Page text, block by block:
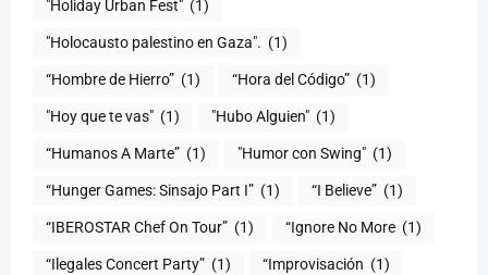
(1)
"Holocausto palestino en Gaza". (1)
“Hombre de Hierro” (1) (1)
"Hoy que te vas" (1) "Hubo Alguien" (1)
“Humanos A Marte” (1) "Humor con Swing" (1)
(1) “I Believe” (1)
“IBEROSTAR Chef On Tour” (1) “Ignore No More (1)
“Ilegales Concert Party” (1) “Improvisación (1)